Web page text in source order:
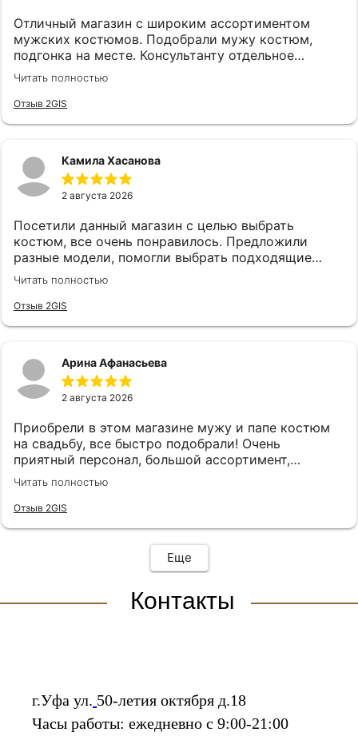
Отличный магазин с широким ассортиментом
мужских костюмов. Подобрали мужу костюм,
подгонка на месте. Консультанту отдельное
спасибо, подсказала, все подобрала! Спасибо!
Читать полностью
Отзыв 2GIS
Камила Хасанова
2 августа 2026
Посетили данный магазин с целью выбрать
костюм, все очень понравилось. Предложили
разные модели, помогли выбрать подходящие
аксессуары. Все быстро и качетсвтенно. Спасибо
руководству и сотрудникам, в частности
консультанту Карине за такой хороший сервис!
Читать полностью
Отзыв 2GIS
Арина Афанасьева
2 августа 2026
Приобрели в этом магазине мужу и папе костюм
на свадьбу, все быстро подобрали! Очень
приятный персонал, большой ассортимент,
рекомендую ❤️
Читать полностью
Отзыв 2GIS
Еще
Контакты
г.Уфа ул. 50-летия октября д.18
Часы работы: ежедневно с 9:00-21:00